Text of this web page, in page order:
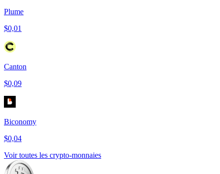
Plume
$0,01
Canton
$0,09
Biconomy
$0,04
Voir toutes les crypto-monnaies